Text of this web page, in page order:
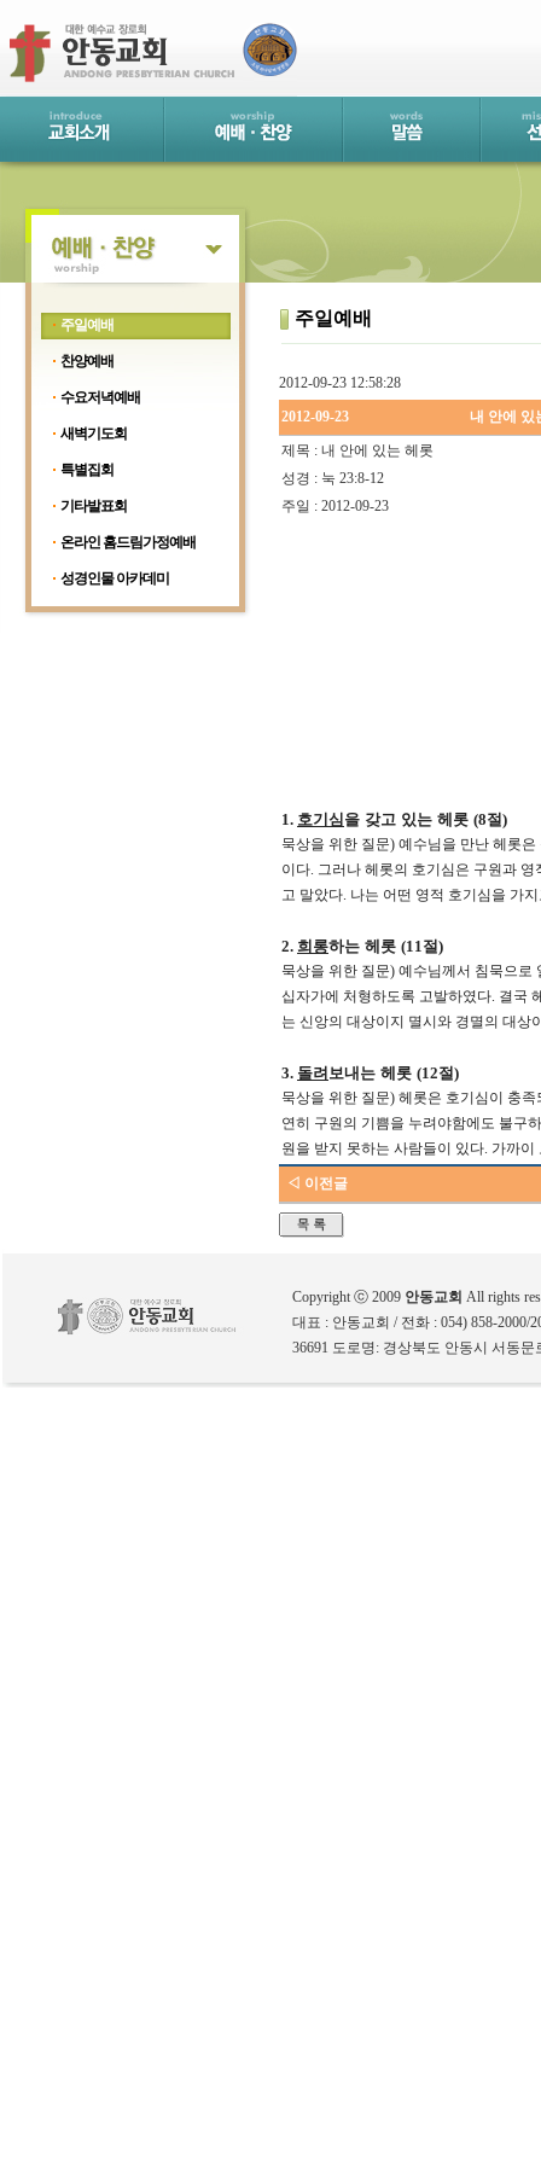
주일예배
찬양예배
수요저녁예배
새벽기도회
특별집회
기타발표회
온라인 홈드림가정예배
성경인물 아카데미
주일예배
2012-09-23 12:58:28
2012-09-23
내 안에 있
제목 : 내 안에 있는 헤롯
성경 : 눅 23:8-12
주일 : 2012-09-23
1. 호기심 을 갖고 있는 헤롯 (8절)
묵상을 위한 질문) 예수님을 만난 헤롯은
이다. 그러나 헤롯의 호기심은 구원과
고 말았다. 나는 어떤 영적 호기심을 가
2. 희롱하는 헤롯 (11절)
묵상을 위한 질문) 예수님께서 침묵으로
십자가에 처형하도록 고발하였다. 결국
는 신앙의 대상이지 멸시와 경멸의 대상
3. 돌려 보내는 헤롯 (12절)
묵상을 위한 질문) 헤롯은 호기심이 충
연히 구원의 기쁨을 누려야함에도 불구
원을 받지 못하는 사람들이 있다. 가까이
◁ 이전글
Copyright ⓒ 2009 안동교회 All rights
대표 : 안동교회 / 전화 : 054) 858-2000/
36691 도로명: 경상북도 안동시 서동